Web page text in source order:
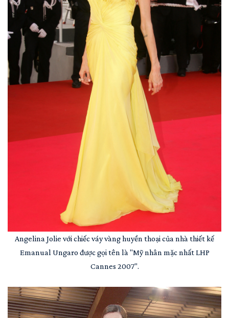
Angelina Jolie với chiếc váy vàng huyền thoại của nhà thiết kế
Emanual Ungaro được gọi tên là "Mỹ nhân mặc nhất LHP
Cannes 2007".